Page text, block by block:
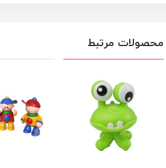
محصولات مرتبط